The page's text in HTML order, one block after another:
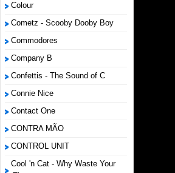
Colour
Cometz - Scooby Dooby Boy
Commodores
Company B
Confettis - The Sound of C
Connie Nice
Contact One
CONTRA MÃO
CONTROL UNIT
Cool 'n Cat - Why Waste Your